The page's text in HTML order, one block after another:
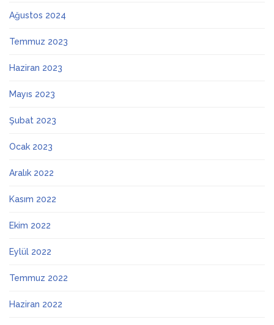
Ağustos 2024
Temmuz 2023
Haziran 2023
Mayıs 2023
Şubat 2023
Ocak 2023
Aralık 2022
Kasım 2022
Ekim 2022
Eylül 2022
Temmuz 2022
Haziran 2022